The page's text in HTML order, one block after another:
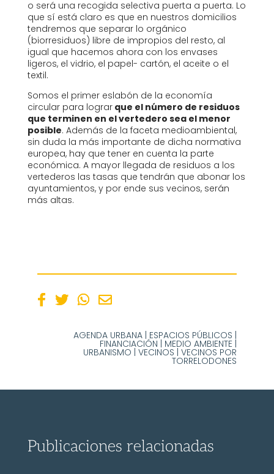
o será una recogida selectiva puerta a puerta. Lo
que sí está claro es que en nuestros domicilios
tendremos que separar lo orgánico
(biorresiduos) libre de impropios del resto, al
igual que hacemos ahora con los envases
ligeros, el vidrio, el papel- cartón, el aceite o el
textil.
Somos el primer eslabón de la economía
circular para lograrque el número de residuos
que terminen en el vertedero sea el menor
posible. Además de la faceta medioambiental,
sin duda la más importante de dicha normativa
europea, hay que tener en cuenta la parte
económica. A mayor llegada de residuos a los
vertederos las tasas que tendrán que abonar los
ayuntamientos, y por ende sus vecinos, serán
más altas.
AGENDA URBANA ESPACIOS PÚBLICOS
FINANCIACIÓN MEDIO AMBIENTE
URBANISMO |VECINOS |VECINOS POR
TORRELODONES
Publicaciones relacionadas